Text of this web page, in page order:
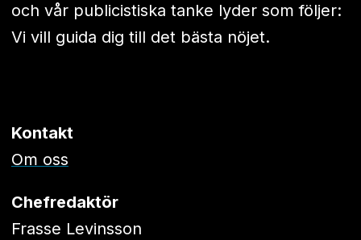
och vår publicistiska tanke lyder som följer:
Vi vill guida dig till det bästa nöjet.
Kontakt
Om oss
Chefredaktör
Frasse Levinsson